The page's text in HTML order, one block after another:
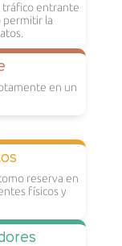
tráfico entrante
permitir la
en un
reserva en
físicos y